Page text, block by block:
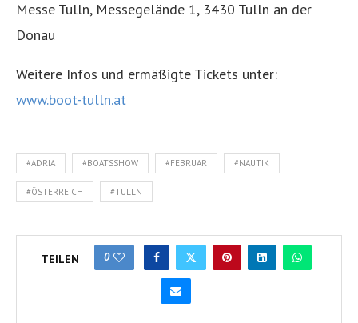
Messe Tulln, Messegelände 1, 3430 Tulln an der
Donau
Weitere Infos und ermäßigte Tickets unter:
www.boot-tulln.at
#ADRIA #BOATSSHOW #FEBRUAR #NAUTIK
#ÖSTERREICH #TULLN
TEILEN 0